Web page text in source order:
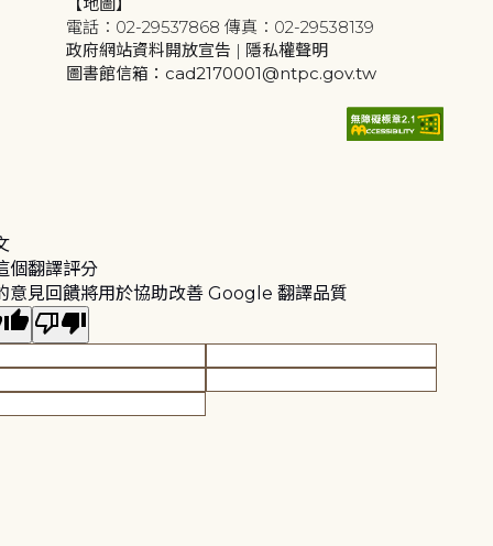
電話：02-29537868 傳真：02-29538139
政府網站資料開放宣告 | 隱私權聲明
圖書館信箱：cad2170001@ntpc.gov.tw
個翻譯評分
意見回饋將用於協助改善 Google 翻譯品質